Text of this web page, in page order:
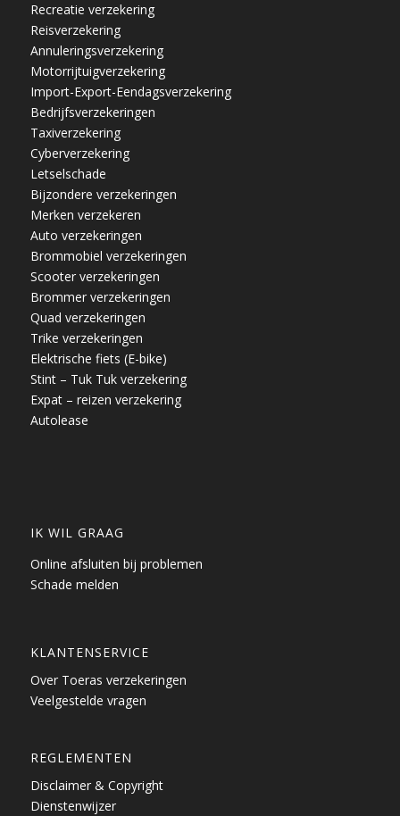
Recreatie verzekering
Reisverzekering
Annuleringsverzekering
Motorrijtuigverzekering
Import-Export-Eendagsverzekering
Bedrijfsverzekeringen
Taxiverzekering
Cyberverzekering
Letselschade
Bijzondere verzekeringen
Merken verzekeren
Auto verzekeringen
Brommobiel verzekeringen
Scooter verzekeringen
Brommer verzekeringen
Quad verzekeringen
Trike verzekeringen
Elektrische fiets (E-bike)
Stint – Tuk Tuk verzekering
Expat – reizen verzekering
Autolease
IK WIL GRAAG
Online afsluiten bij problemen
Schade melden
KLANTENSERVICE
Over Toeras verzekeringen
Veelgestelde vragen
REGLEMENTEN
Disclaimer & Copyright
Dienstenwijzer